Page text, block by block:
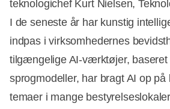
teknologichef Kurt Nielsen,
I de seneste år har kunstig
indpas i virksomhedernes
tilgængelige AI-værktøjer, baseret
sprogmodeller, har bragt AI op
temaer i mange